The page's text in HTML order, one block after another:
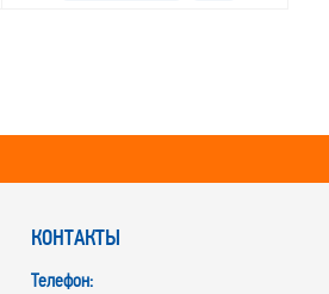
КОНТАКТЫ
Телефон: